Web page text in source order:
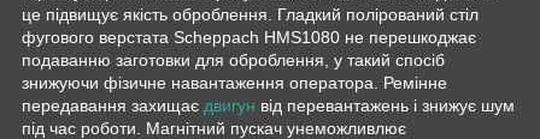
це підвищує якість оброблення. Гладкий полірований стіл
фугового верстата Scheppach HMS1080 не перешкоджає
подаванню заготовки для оброблення, у такий спосіб
знижуючи фізичне навантаження оператора. Ремінне
передавання захищає двигун від перевантажень і знижує шум
під час роботи. Магнітний пускач унеможливлює